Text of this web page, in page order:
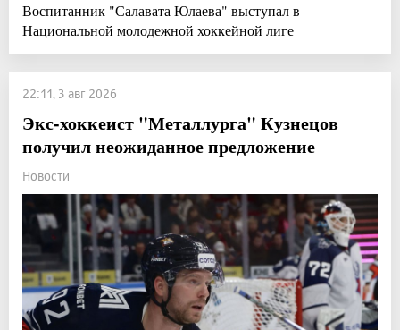
Воспитанник "Салавата Юлаева" выступал в
Национальной молодежной хоккейной лиге
22:11, 3 авг 2026
Экс-хоккеист "Металлурга" Кузнецов
получил неожиданное предложение
Новости